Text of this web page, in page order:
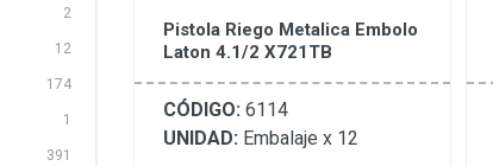
2
12
174
1
391
Pistola Riego Metalica Embolo
Laton 4.1/2 X721TB
CÓDIGO: 6114
UNIDAD: Embalaje x 12